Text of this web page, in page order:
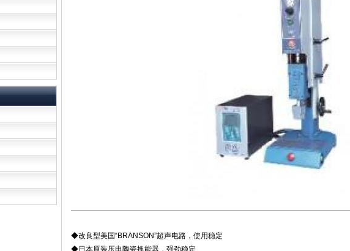
◆改良型美国“BRANSON”超声电路，使用稳定
◆日本原装压电陶瓷换能器，强劲稳定